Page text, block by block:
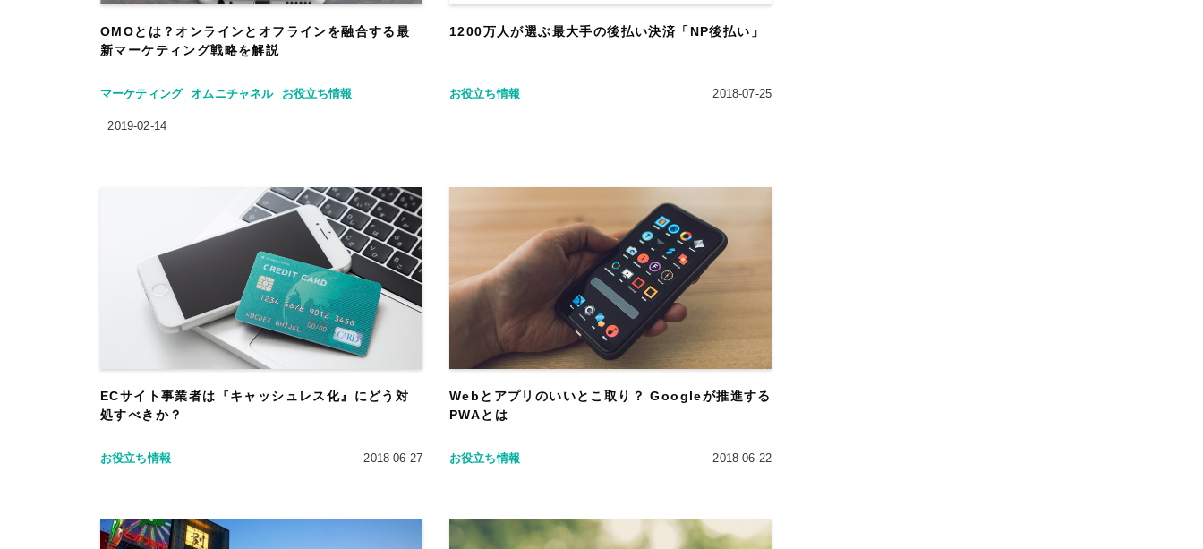
OMOとは？オンラインとオフラインを融合する最
新マーケティング戦略を解説
マーケティング オムニチャネル お役立ち情報
2019-02-14
1200万人が選ぶ最大手の後払い決済「NP後払い」
お役立ち情報 2018-07-25
ECサイト事業者は『キャッシュレス化』にどう対
処すべきか？
お役立ち情報 2018-06-27
Webとアプリのいいとこ取り？ Googleが推進する
PWAとは
お役立ち情報 2018-06-22